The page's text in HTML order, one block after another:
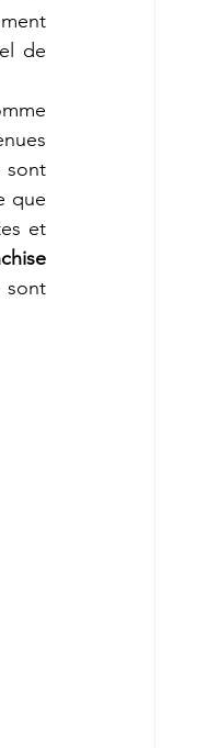
de
sont
que
et